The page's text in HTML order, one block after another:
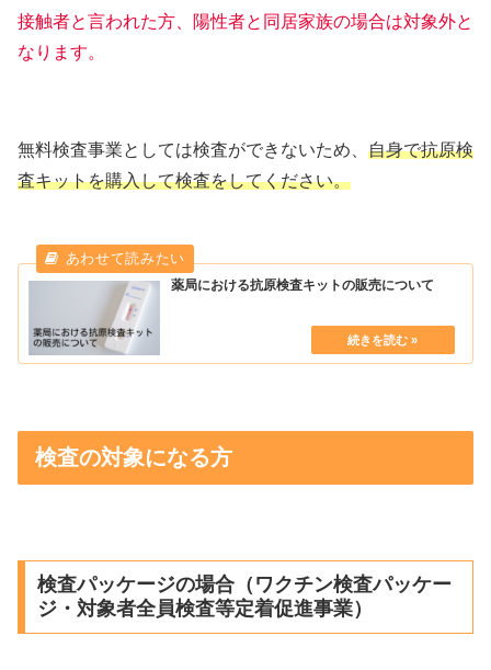
接触者と言われた方、陽性者と同居家族の場合は対象外と
なります。
無料検査事業としては検査ができないため、 自身で抗原検
査キットを購入して検査をしてください。
薬局における抗原検査キットの販売について
検査の対象になる方
検査パッケージの場合（ワクチン検査パッケー
ジ・対象者全員検査等定着促進事業）